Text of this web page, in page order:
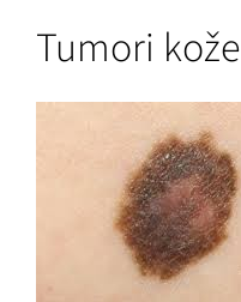
Tumori kože